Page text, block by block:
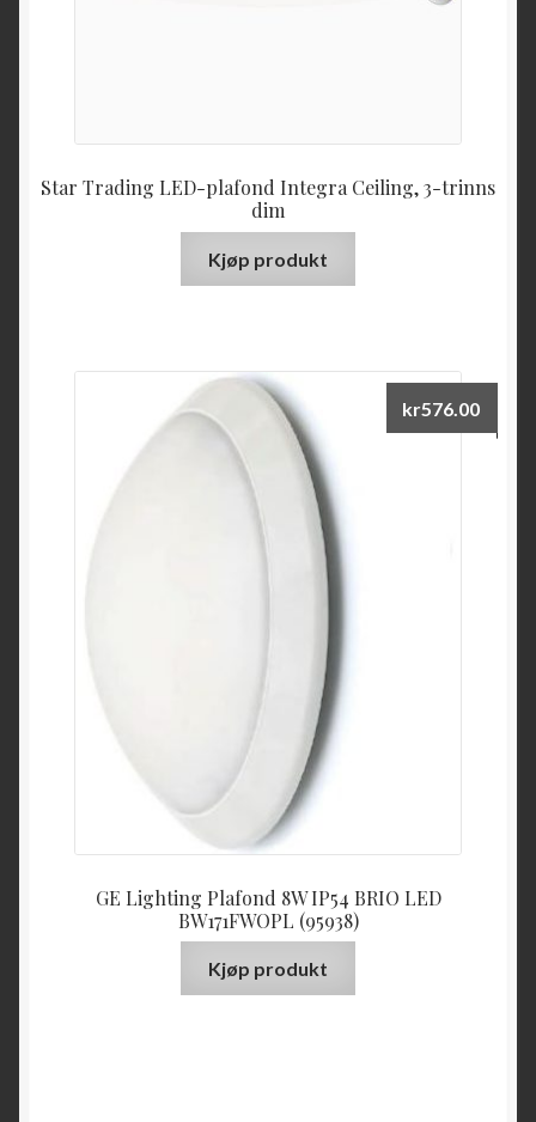
Star Trading LED-plafond Integra Ceiling, 3-trinns
dim
Kjøp produkt
GE Lighting Plafond 8W IP54 BRIO LED
BW171FWOPL (95938)
kr576.00
Kjøp produkt